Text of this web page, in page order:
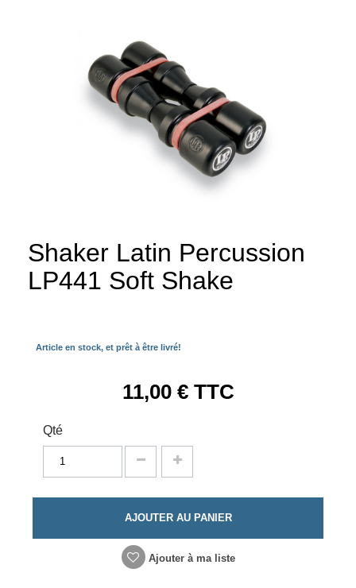
Shaker Latin Percussion
LP441 Soft Shake
Article en stock, et prêt à être livré!
11,00 €TTC
Qté
AJOUTER AU PANIER
Ajouter à ma liste